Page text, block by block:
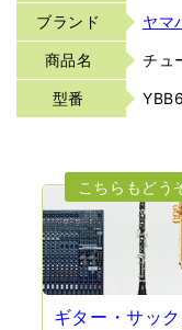
ブランド ヤマ
商品名 チュ
型番
ギター・サッ